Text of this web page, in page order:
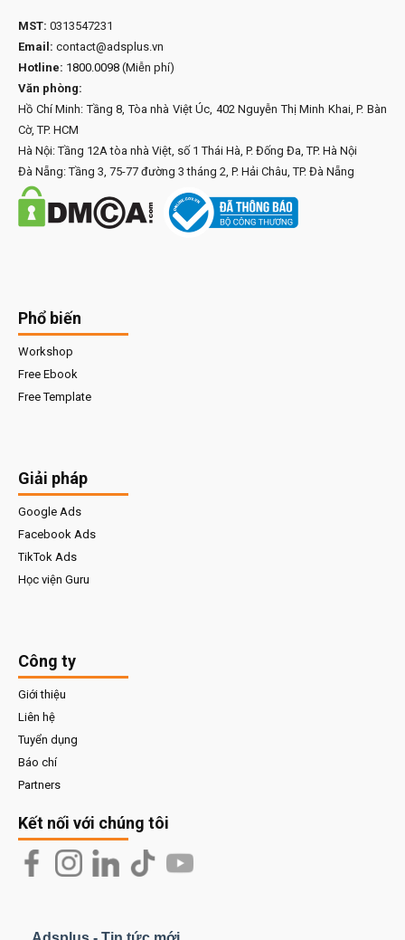
MST: 0313547231
Email: contact@adsplus.vn
Hotline: 1800.0098 (Miễn phí)
Văn phòng:
Hồ Chí Minh: Tầng 8, Tòa nhà Việt Úc, 402 Nguyễn Thị Minh Khai, P. Bàn
Cờ, TP. HCM
Hà Nội: Tầng 12A tòa nhà Việt, số 1 Thái Hà, P. Đống Đa, TP. Hà Nội
Đà Nẵng: Tầng 3, 75-77 đường 3 tháng 2, P. Hải Châu, TP. Đà Nẵng
Phổ biến
Workshop
Free Ebook
Free Template
Giải pháp
Google Ads
Facebook Ads
TikTok Ads
Học viện Guru
Công ty
Giới thiệu
Liên hệ
Tuyển dụng
Báo chí
Partners
Kết nối với chúng tôi